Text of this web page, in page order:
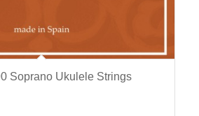
Soprano Ukulele Strings